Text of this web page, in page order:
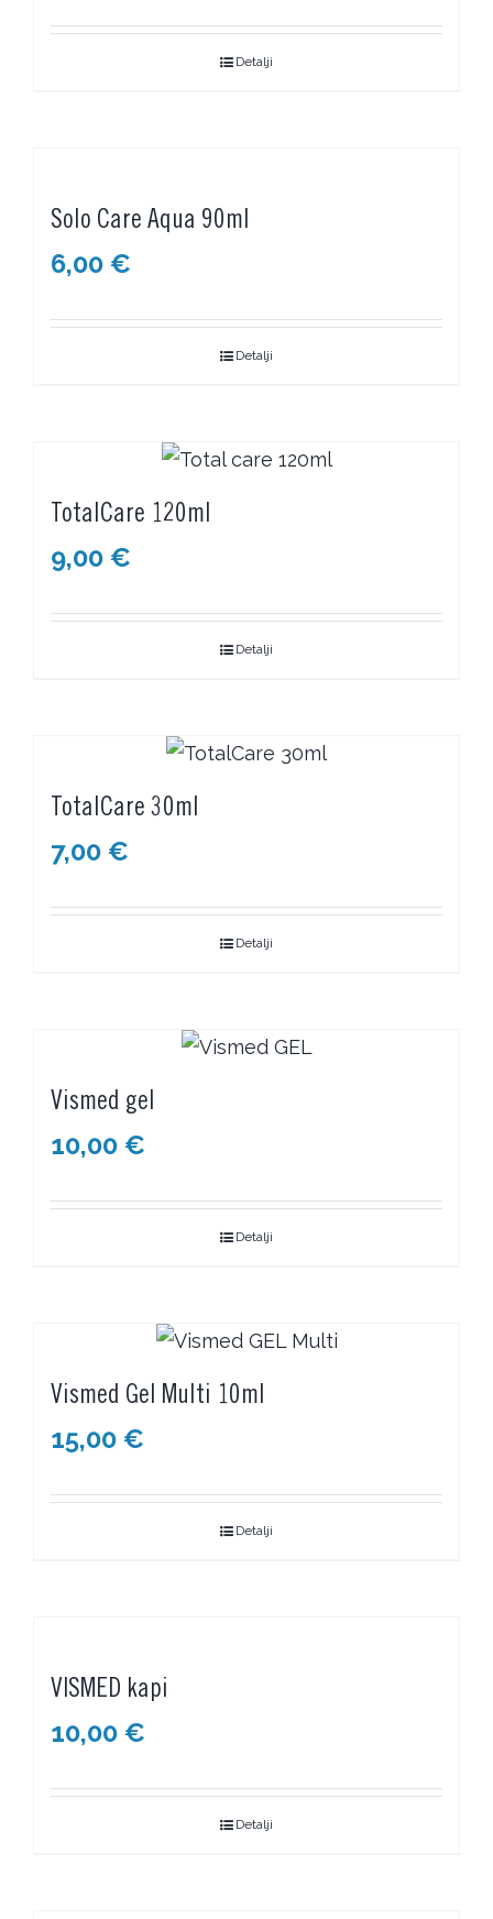
Detalji
Solo Care Aqua 90ml
6,00 €
Detalji
TotalCare 120ml
9,00 €
Detalji
TotalCare 30ml
7,00 €
Detalji
Vismed gel
10,00 €
Detalji
Vismed Gel Multi 10ml
15,00 €
Detalji
VISMED kapi
10,00 €
Detalji